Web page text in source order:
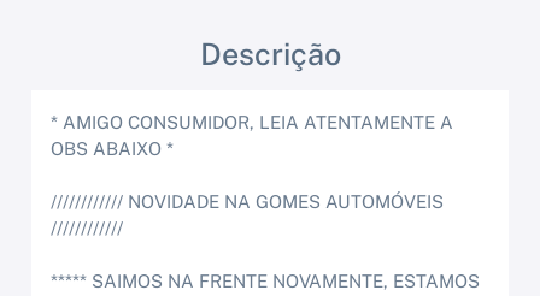
Descrição
* AMIGO CONSUMIDOR, LEIA ATENTAMENTE A
OBS ABAIXO *
//////////// NOVIDADE NA GOMES AUTOMÓVEIS
////////////
***** SAIMOS NA FRENTE NOVAMENTE, ESTAMOS